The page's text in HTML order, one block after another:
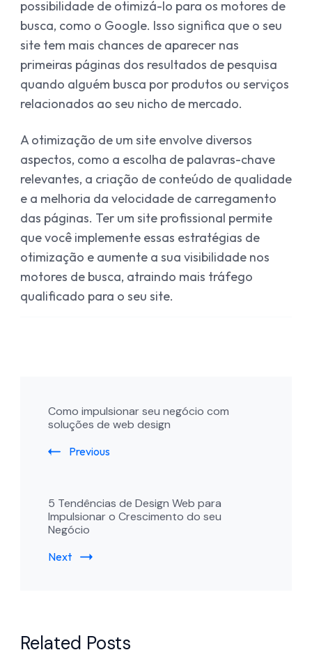
possibilidade de otimizá-lo para os motores de
busca, como o Google. Isso significa que o seu
site tem mais chances de aparecer nas
primeiras páginas dos resultados de pesquisa
quando alguém busca por produtos ou serviços
relacionados ao seu nicho de mercado.
A otimização de um site envolve diversos
aspectos, como a escolha de palavras-chave
relevantes, a criação de conteúdo de qualidade
e a melhoria da velocidade de carregamento
das páginas. Ter um site profissional permite
que você implemente essas estratégias de
otimização e aumente a sua visibilidade nos
motores de busca, atraindo mais tráfego
qualificado para o seu site.
Navigation
Como impulsionar seu negócio com
soluções de web design
Previous
5 Tendências de Design Web para
Impulsionar o Crescimento do seu
Negócio
Next
Related Posts